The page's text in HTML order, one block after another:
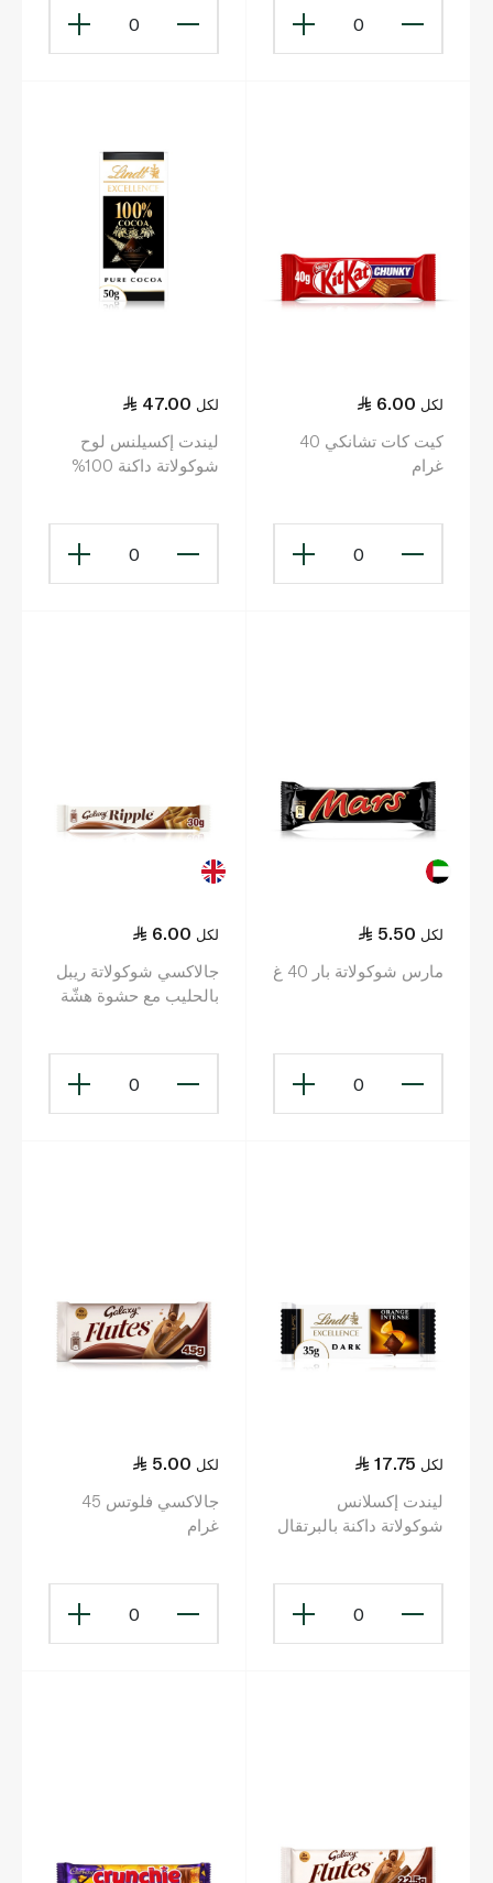
0
0
6.00 لكل
كيت كات تشانكي 40
غرام
0
47.00 لكل
ليندت إكسيلنس لوح
شوكولاتة داكنة 100%
0
5.50 لكل
مارس شوكولاتة بار 40 غ
0
6.00 لكل
جالاكسي شوكولاتة ريبل
بالحليب مع حشوة هشّة
0
17.75 لكل
ليندت إكسلانس
شوكولاتة داكنة بالبرتقال
0
5.00 لكل
جالاكسي فلوتس 45
غرام
0